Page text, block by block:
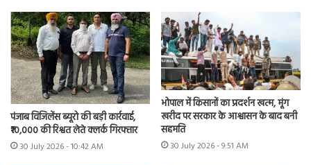
पंजाब विजिलेंस ब्यूरो की बड़ी कार्रवाई,
₹10,000 की रिश्वत लेते क्लर्क गिरफ्तार
30 July 2026 - 10:42 AM
भोपाल में किसानों का प्रदर्शन खत्म, मूंग
खरीद पर सरकार के आश्वासन के बाद बनी
सहमति
30 July 2026 - 9:51 AM